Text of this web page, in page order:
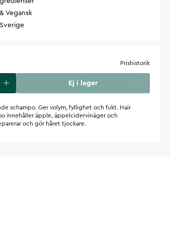
Vegansk
Prishistorik
Ej i lager
schampo. Ger volym, fyllighet och fukt. Hair
innehåller äpple, äppelcidervinäger och
och gör håret tjockare.